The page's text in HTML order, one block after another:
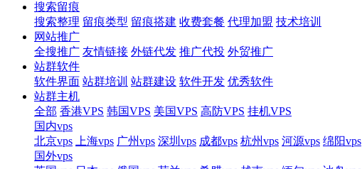
搜索留痕
搜索整理 留痕类型 留痕搭建 收费套餐 代理加盟 技术培训
网站推广
全搜推广 友情链接 外链代发 推广代投 外贸推广
站群软件
软件界面 站群培训 站群建设 软件开发 优秀软件
站群主机
全部 香港VPS 韩国VPS 美国VPS 高防VPS 挂机VPS
国内vps
北京vps
上海vps 广州vps 深圳vps 成都vps 杭州vps 河源vps 绵阳vps
国外vps